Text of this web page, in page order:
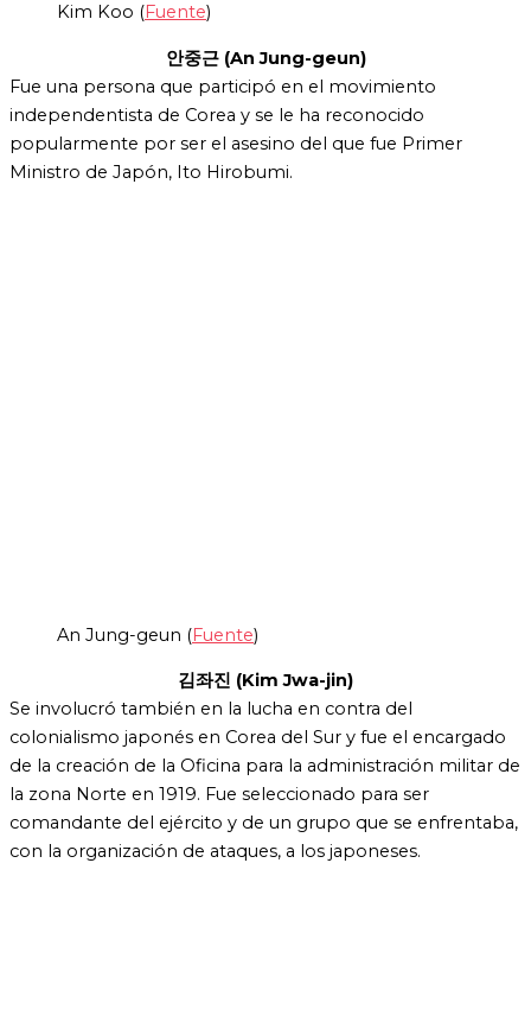
Kim Koo (Fuente)
안중근 (An Jung-geun)
Fue una persona que participó en el movimiento
independentista de Corea y se le ha reconocido
popularmente por ser el asesino del que fue Primer
Ministro de Japón, Ito Hirobumi.
An Jung-geun (Fuente)
김좌진 (Kim Jwa-jin)
Se involucró también en la lucha en contra del
colonialismo japonés en Corea del Sur y fue el encargado
de la creación de la Oficina para la administración militar de
la zona Norte en 1919. Fue seleccionado para ser
comandante del ejército y de un grupo que se enfrentaba,
con la organización de ataques, a los japoneses.